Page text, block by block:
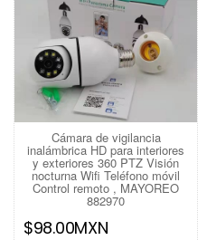
Cámara de vigilancia
inalámbrica HD para interiores
y exteriores 360 PTZ Visión
nocturna Wifi Teléfono móvil
Control remoto , MAYOREO
882970
$98.00MXN